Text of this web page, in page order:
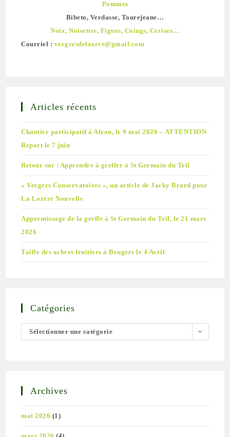
Pommes
Bibeto, Verdasse, Tourejeane…
Noix, Noisettes, Figues, Coings, Cerises…
Courriel : vergersdelozere@gmail.com
Articles récents
Chantier participatif à Alzon, le 9 mai 2026 – ATTENTION
Report le 7 juin
Retour sur : Apprendre à greffer à St Germain du Teil
« Vergers Conservatoires », un article de Jacky Brard pour
La Lozère Nouvelle
Apprentissage de la greffe à St Germain du Teil, le 21 mars
2026
Taille des arbres fruitiers à Brugers le 4 Avril
Catégories
Sélectionner une catégorie
Archives
mai 2026 (1)